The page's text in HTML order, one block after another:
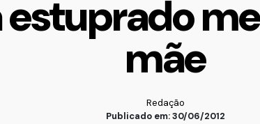
mãe
Redação
Publicado em: 30/06/2012